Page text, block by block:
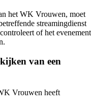
het WK Vrouwen, moet
streamingdienst
of het evenement
van een
Vrouwen heeft